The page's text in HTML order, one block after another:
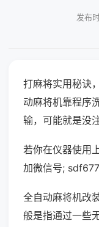
发布
打麻将实用秘诀
动麻将机靠程序
输，可能就是没
若你在仪器使用
加微信号;
全自动麻将机改
般是指通过一些